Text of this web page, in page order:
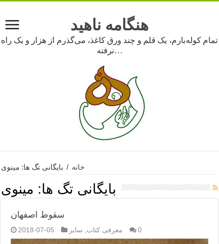
هنگامه ناهید
تمام کوله‌بارم، یک قلم و چند ورق کاغذ، می‌گذرم از هزار و یک راه
نرفته…
خانه / بایگانی تگ ها: مینوی
بایگانی تگ ها: مینوی
سقوط اصفهان
2018-07-05 معرفی کتاب سایر 0